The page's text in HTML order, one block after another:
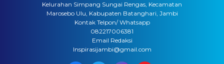
Kelurahan Simpang Sungai Rengas, Kecamatan
Marosebo Ulu, Kabupaten Batanghari, Jambi
Kontak Telpon/ Whatsapp
082217006381
Email Redaksi
Inspirasijambi@gmail.com